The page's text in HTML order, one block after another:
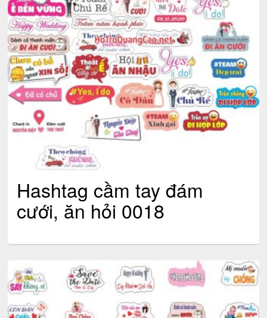
Hashtag cầm tay đám
cưới, ăn hỏi 0018